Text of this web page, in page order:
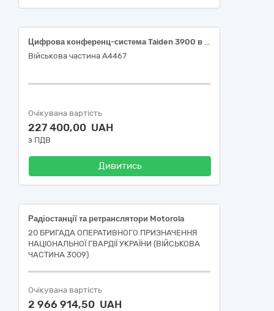
Цифрова конференц-система Taiden 3900 в комплекті, 32230000-4 Апаратура для передавання радіосигналу з приймальним пристроєм за ДК 021:2015 Єдиного закупівельного словника
Військова частина А4467
Очікувана вартість
227 400,00 UAH
з ПДВ
Дивитись
Радіостанції та ретранслятори Motorola
20 БРИГАДА ОПЕРАТИВНОГО ПРИЗНАЧЕННЯ
НАЦІОНАЛЬНОЇ ГВАРДІЇ УКРАЇНИ (ВІЙСЬКОВА
ЧАСТИНА 3009)
Очікувана вартість
2 966 914,50 UAH